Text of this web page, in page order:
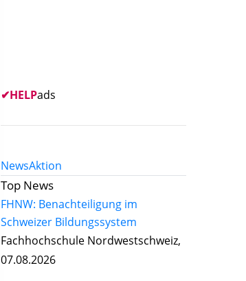
✔HELPads
NewsAktion
Top News
FHNW: Benachteiligung im
Schweizer Bildungssystem
Fachhochschule Nordwestschweiz,
07.08.2026